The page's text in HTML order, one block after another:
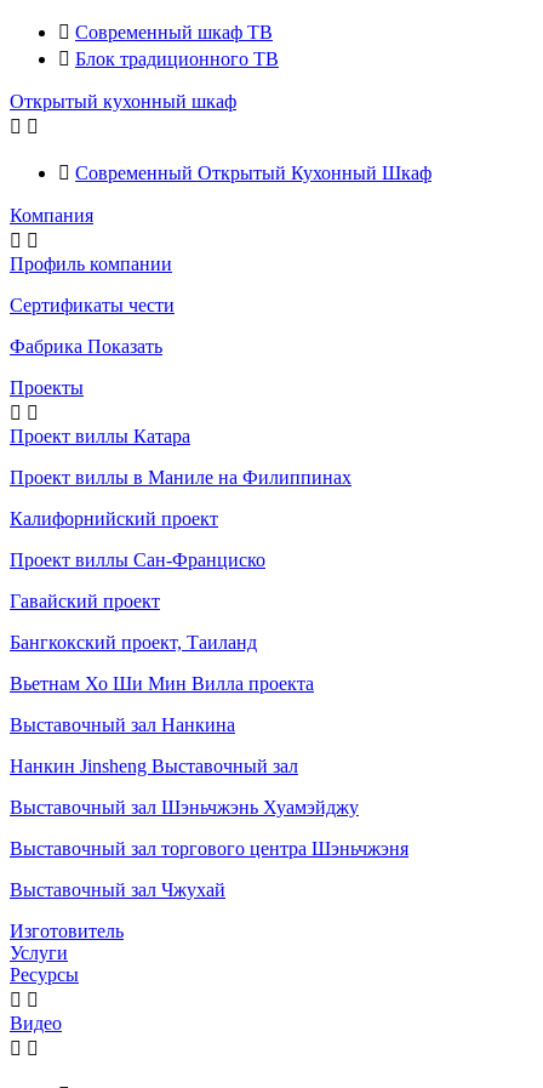
 Современный шкаф ТВ
 Блок традиционного ТВ
Открытый кухонный шкаф
 
 Современный Открытый Кухонный Шкаф
Компания
 
Профиль компании
Сертификаты чести
Фабрика Показать
Проекты
 
Проект виллы Катара
Проект виллы в Маниле на Филиппинах
Калифорнийский проект
Проект виллы Сан-Франциско
Гавайский проект
Бангкокский проект, Таиланд
Вьетнам Хо Ши Мин Вилла проекта
Выставочный зал Нанкина
Нанкин Jinsheng Выставочный зал
Выставочный зал Шэньчжэнь Хуамэйджу
Выставочный зал торгового центра Шэньчжэня
Выставочный зал Чжухай
Изготовитель
Услуги
Ресурсы
 
Видео
 